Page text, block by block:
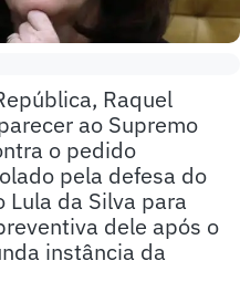
Raquel
ao Supremo
o pedido
pela defesa do
da Silva para
dele após o
instância da